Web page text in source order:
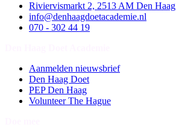
Riviervismarkt 2, 2513 AM Den
info@denhaagdoetacademie.nl
070 - 302 44 19
Aanmelden nieuwsbrief
Den Haag Doet
PEP Den Haag
Volunteer The Hague